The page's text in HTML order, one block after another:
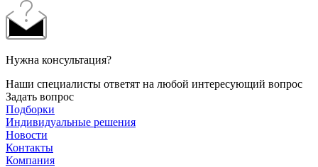
Нужна консультация?
Наши специалисты ответят на любой интересующий вопрос
Задать вопрос
Подборки
Индивидуальные решения
Новости
Контакты
Компания